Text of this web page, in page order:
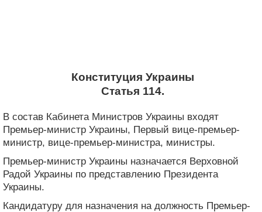
Конституция Украины
Статья 114.
В состав Кабинета Министров Украины входят
Премьер-министр Украины, Первый вице-премьер-
министр, вице-премьер-министра, министры.
Премьер-министр Украины назначается Верховной
Радой Украины по представлению Президента
Украины.
Кандидатуру для назначения на должность Премьер-